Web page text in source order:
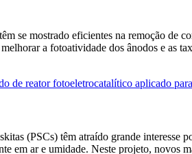
se mostrado eficientes na remoção de
a fotoatividade dos ânodos e as
de reator fotoeletrocatalítico aplicado
(PSCs) têm atraído grande interesse
em ar e umidade. Neste projeto, novos